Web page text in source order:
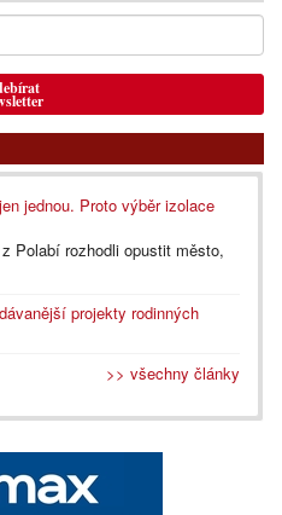
jednou. Proto výběr izolace
Polabí rozhodli opustit město,
projekty rodinných
>> všechny články